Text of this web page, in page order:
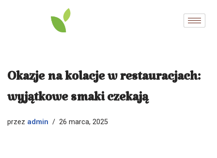
Okazje na kolacje w restauracjach:
wyjątkowe smaki czekają
przez admin 26 marca, 2025